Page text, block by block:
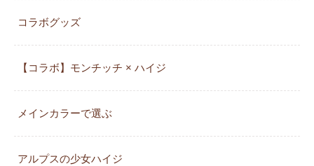
コラボグッズ
【コラボ】モンチッチ × ハイジ
メインカラーで選ぶ
アルプスの少女ハイジ